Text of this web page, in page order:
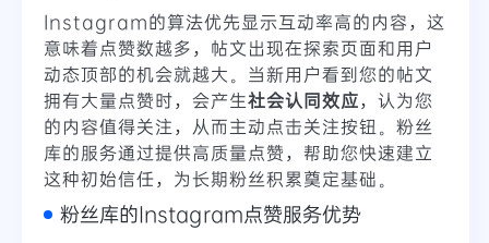
Instagram的算法优先显示互动率高的内容，这
意味着点赞数越多，帖文出现在探索页面和用户
动态顶部的机会就越大。当新用户看到您的帖文
拥有大量点赞时，会产生社会认同效应，认为您
的内容值得关注，从而主动点击关注按钮。粉丝
库的服务通过提供高质量点赞，帮助您快速建立
这种初始信任，为长期粉丝积累奠定基础。
粉丝库的Instagram点赞服务优势